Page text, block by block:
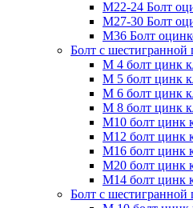
М22-24 Болт
М27-30 Болт
М36 Болт
Болт с шестигранной
М 4 болт цинк
М 5 болт цинк
М 6 болт цинк
М 8 болт цинк
М10 болт цинк
М12 болт цинк
М16 болт цинк
М20 болт цинк
М14 болт цинк
Болт с шестигранной